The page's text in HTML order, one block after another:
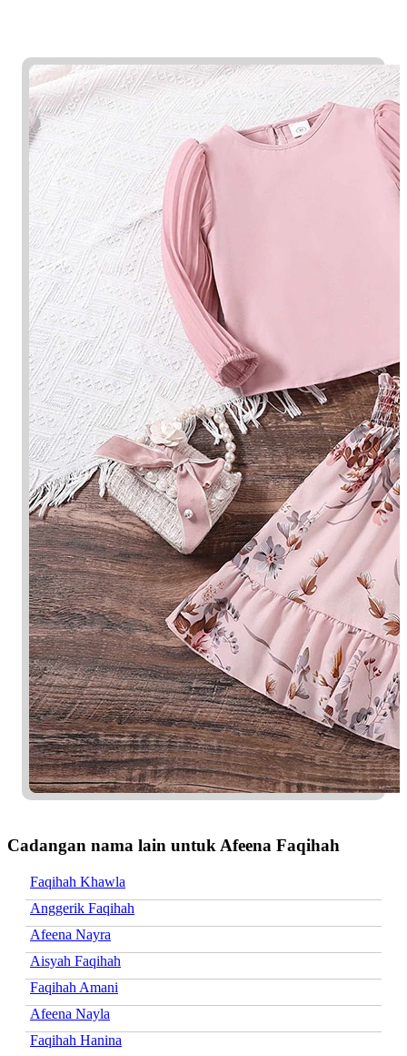
Cadangan nama lain untuk Afeena Faqihah
Faqihah Khawla
Anggerik Faqihah
Afeena Nayra
Aisyah Faqihah
Faqihah Amani
Afeena Nayla
Faqihah Hanina